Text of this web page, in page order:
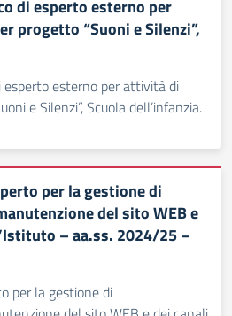
di esperto esterno per
progetto “Suoni e Silenzi”,
esperto esterno per attività di
e Silenzi”, Scuola dell’infanzia.
per la gestione di
del sito WEB e
– aa.ss. 2024/25 –
per la gestione di